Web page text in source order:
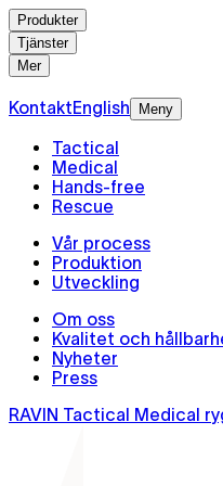
Produkter
Tjänster
Mer
KontaktEnglish Meny
Tactical
Medical
Hands-free
Rescue
Vår process
Produktion
Utveckling
Om oss
Kvalitet och
Nyheter
Press
RAVIN Tactical Medical